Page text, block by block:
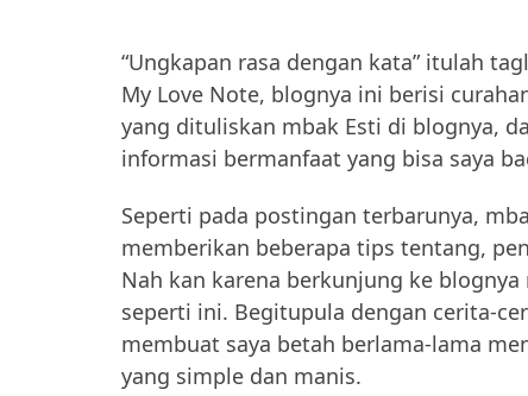
“Ungkapan rasa dengan kata” itulah
My Love Note, blognya ini berisi
yang dituliskan mbak Esti di blognya,
informasi bermanfaat yang bisa saya
Seperti pada postingan terbarunya,
memberikan beberapa tips tentang,
Nah kan karena berkunjung ke
seperti ini. Begitupula dengan cerita-
membuat saya betah berlama-lama
yang simple dan manis.